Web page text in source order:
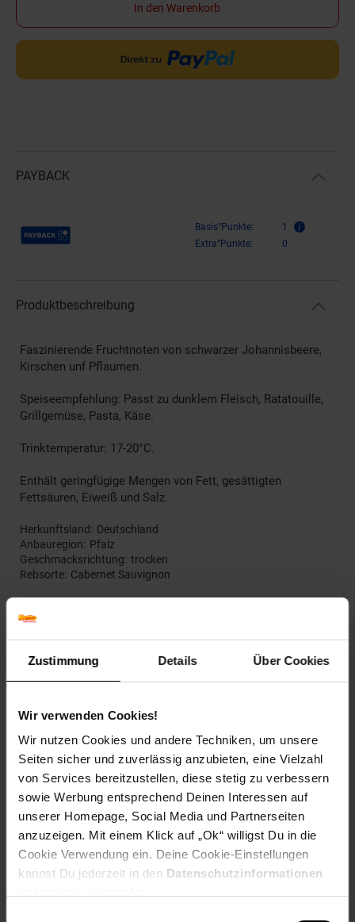
Zustimmung Details Über Cookies
Wir verwenden Cookies!
Wir nutzen Cookies und andere Techniken, um unsere
Seiten sicher und zuverlässig anzubieten, eine Vielzahl
von Services bereitzustellen, diese stetig zu verbessern
sowie Werbung entsprechend Deinen Interessen auf
unserer Homepage, Social Media und Partnerseiten
anzuzeigen. Mit einem Klick auf „Ok“ willigst Du in die
Cookie Verwendung ein. Deine Cookie-Einstellungen
kannst Du jederzeit in den Datenschutzinformationen
In den Warenkorb
PAYBACK
Payback Punkte Basis°Punkte:
1
Extra°Punkte:
0
Produktbeschreibung
Faszinierende Fruchtnoten von schwarzer Johannisbeere,
Kirschen unf Pflaumen.
Speiseempfehlung: Passt zu dunklem Fleisch, Ratatouille,
Grillgemüse, Pasta, Käse.
Trinktemperatur: 17-20°C.
Enthält geringfügige Mengen von Fett, gesättigten
Fettsäuren, Eiweiß und Salz.
Herkunftsland
Deutschland
Anbauregion
Pfalz
Geschmacksrichtung trocken
Rebsorte Cabernet Sauvignon
EAN: 4260003060371
Artikel gehört zur Kategorie:Wein & Sekt
Kennzeichnung
Bewertungen
Versandinformationen
Herstellerinformationen